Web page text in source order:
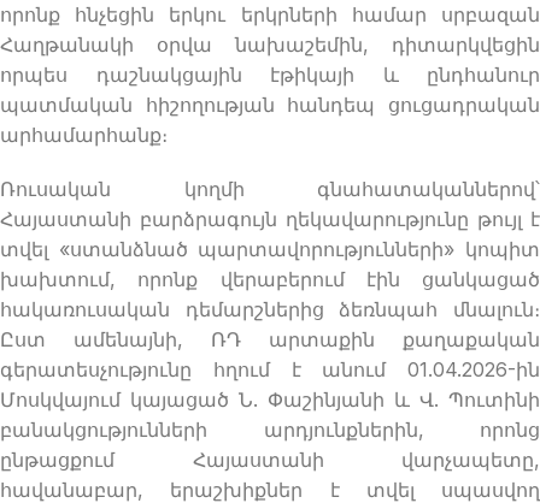
որոնք հնչեցին երկու երկրների համար սրբազան
Հաղթանակի օրվա նախաշեմին, դիտարկվեցին
որպես դաշնակցային էթիկայի և ընդհանուր
պատմական հիշողության հանդեպ ցուցադրական
արհամարհանք։
Ռուսական կողմի գնահատականներով՝
Հայաստանի բարձրագույն ղեկավարությունը թույլ է
տվել «ստանձնած պարտավորությունների» կոպիտ
խախտում, որոնք վերաբերում էին ցանկացած
հակառուսական դեմարշներից ձեռնպահ մնալուն։
Ըստ ամենայնի, ՌԴ արտաքին քաղաքական
գերատեսչությունը հղում է անում 01.04.2026-ին
Մոսկվայում կայացած Ն. Փաշինյանի և Վ. Պուտինի
բանակցությունների արդյունքներին, որոնց
ընթացքում Հայաստանի վարչապետը,
հավանաբար, երաշխիքներ է տվել սպասվող